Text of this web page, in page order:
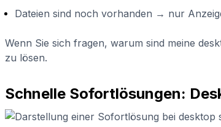
Dateien sind noch vorhanden → nur
Wenn Sie sich fragen, warum sind meine
zu lösen.
Schnelle Sofortlösungen: